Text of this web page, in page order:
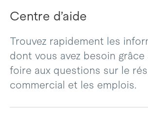
Centre d’aide
Trouvez rapidement les
dont vous avez besoin grâce
foire aux questions sur le
commercial et les emplois.